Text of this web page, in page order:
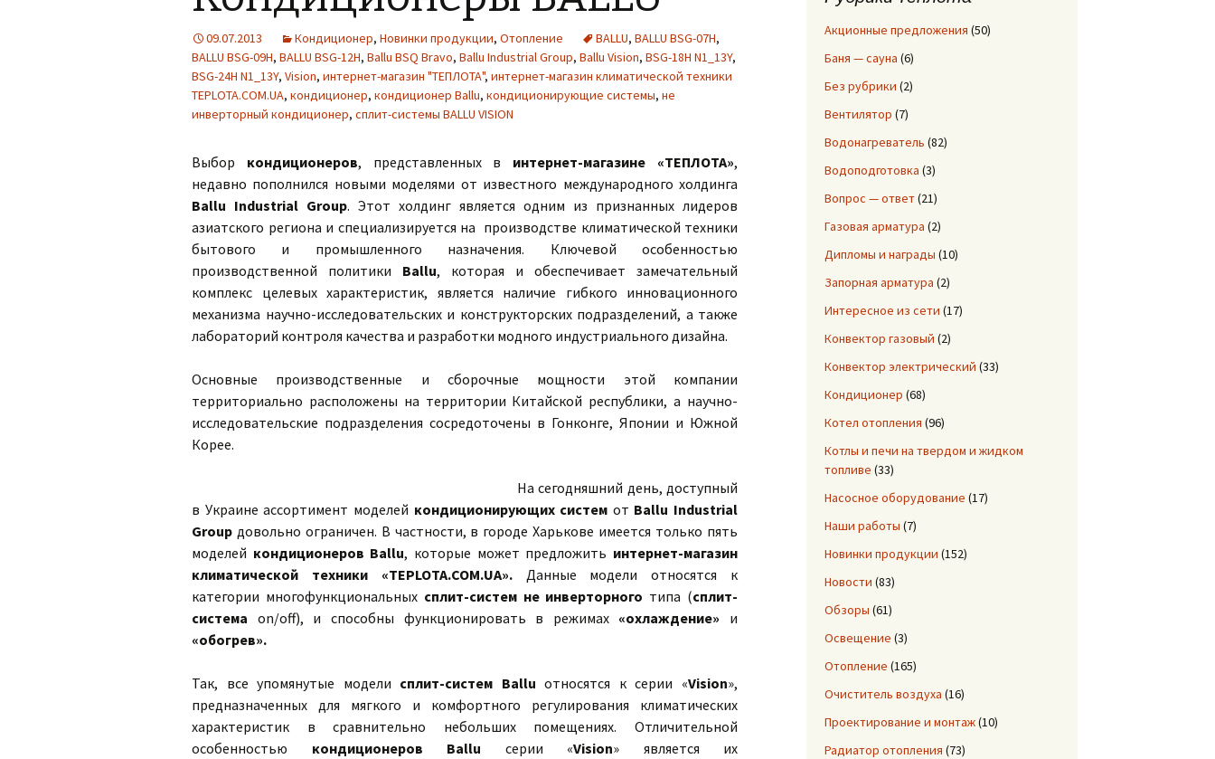
09.07.2013 Кондиционер, Новинки продукции, Отопление BALLU, BALLU BSG-07H,
BALLU BSG-09H, BALLU BSG-12H, Ballu BSQ Bravo, Ballu Industrial Group, Ballu Vision, BSG-18H N1_13Y,
BSG-24H N1_13Y, Vision, интернет-магазин "ТЕПЛОТА", интернет-магазин климатической техники
TEPLOTA.COM.UA, кондиционер, кондиционер Ballu, кондиционирующие системы, не
инверторный кондиционер, сплит-системы BALLU VISION
Выбор кондиционеров, представленных в интернет-магазине «ТЕПЛОТА»,
недавно пополнился новыми моделями от известного международного холдинга
Ballu Industrial Group. Этот холдинг является одним из признанных лидеров
азиатского региона и специализируется на производстве климатической техники
бытового и промышленного назначения. Ключевой особенностью
производственной политики Ballu, которая и обеспечивает замечательный
комплекс целевых характеристик, является наличие гибкого инновационного
механизма научно-исследовательских и конструкторских подразделений, а также
лабораторий контроля качества и разработки модного индустриального дизайна.
Основные производственные и сборочные мощности этой компании
территориально расположены на территории Китайской республики, а научно-
исследовательские подразделения сосредоточены в Гонконге, Японии и Южной
Корее.
На сегодняшний день, доступный
в Украине ассортимент моделей кондиционирующих систем от Ballu Industrial
Group довольно ограничен. В частности, в городе Харькове имеется только пять
моделей кондиционеров Ballu, которые может предложить интернет-магазин
климатической техники «TEPLOTA.COM.UA».Данные модели относятся к
категории многофункциональных сплит-систем не инверторного типа (сплит-
система on/off), и способны функционировать в режимах «охлаждение» и
«обогрев».
Так, все упомянутые модели сплит-систем Ballu относятся к серии «Vision»,
предназначенных для мягкого и комфортного регулирования климатических
характеристик в сравнительно небольших помещениях. Отличительной
особенностью кондиционеров Ballu серии «Vision» является их
Акционные предложения (50)
Баня — сауна (6)
Без рубрики (2)
Вентилятор (7)
Водонагреватель (82)
Водоподготовка (3)
Вопрос — ответ(21)
Газовая арматура (2)
Дипломы и награды (10)
Запорная арматура (2)
Интересное из сети (17)
Конвектор газовый (2)
Конвектор электрический (33)
Кондиционер (68)
Котел отопления (96)
Котлы и печи на твердом и жидком
топливе (33)
Насосное оборудование (17)
Наши работы (7)
Новинки продукции (152)
Новости (83)
Обзоры (61)
Освещение (3)
Отопление (165)
Очиститель воздуха (16)
Проектирование и монтаж(10)
Радиатор отопления (73)